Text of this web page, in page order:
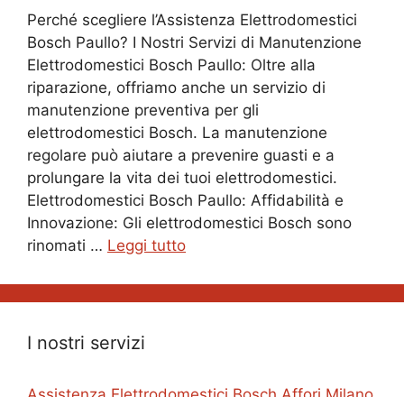
Perché scegliere l’Assistenza Elettrodomestici
Bosch Paullo? I Nostri Servizi di Manutenzione
Elettrodomestici Bosch Paullo: Oltre alla
riparazione, offriamo anche un servizio di
manutenzione preventiva per gli
elettrodomestici Bosch. La manutenzione
regolare può aiutare a prevenire guasti e a
prolungare la vita dei tuoi elettrodomestici.
Elettrodomestici Bosch Paullo: Affidabilità e
Innovazione: Gli elettrodomestici Bosch sono
rinomati … Leggi tutto
I nostri servizi